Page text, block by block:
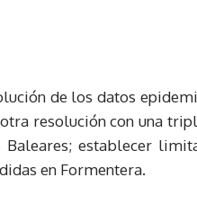
de los datos
resolución con una
Baleares; establecer
en Formentera.